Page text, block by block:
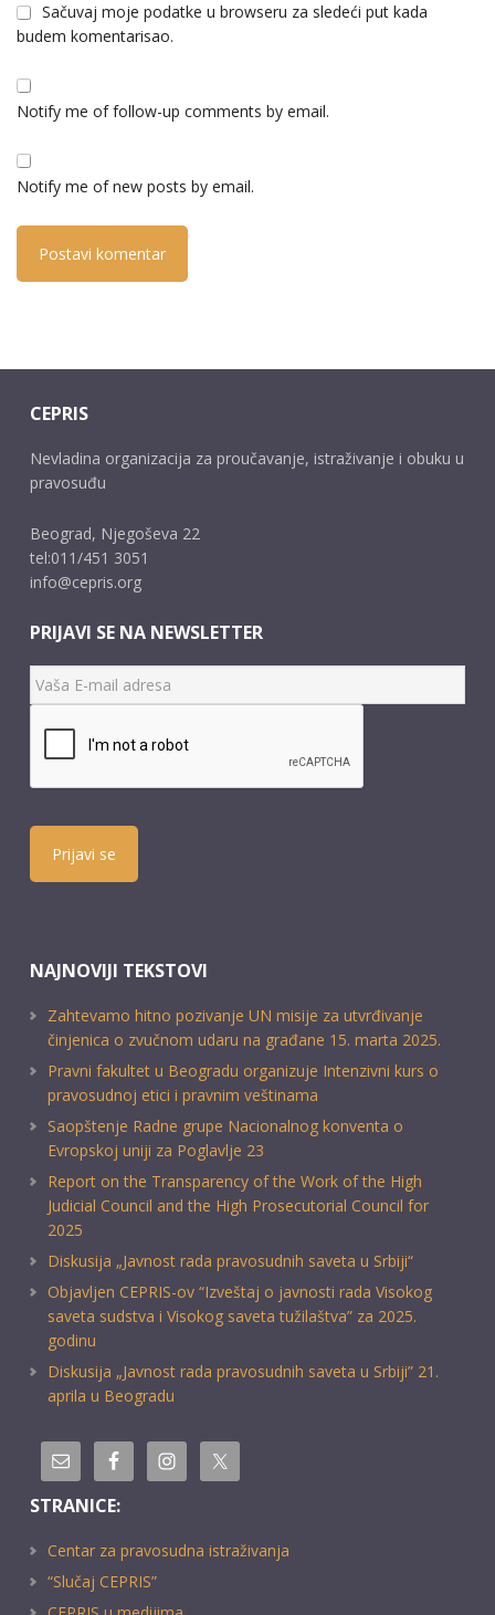
Sačuvaj moje podatke u browseru za sledeći put kada
budem komentarisao.
Notify me of follow-up comments by email.
Notify me of new posts by email.
CEPRIS
Nevladina organizacija za proučavanje, istraživanje i obuku u
pravosuđu
Beograd, Njegoševa 22
tel:011/451 3051
info@cepris.org
PRIJAVI SE NA NEWSLETTER
Prijavi se
NAJNOVIJI TEKSTOVI
Zahtevamo hitno pozivanje UN misije za utvrđivanje
činjenica o zvučnom udaru na građane 15. marta 2025.
Pravni fakultet u Beogradu organizuje Intenzivni kurs o
pravosudnoj etici i pravnim veštinama
Saopštenje Radne grupe Nacionalnog konventa o
Evropskoj uniji za Poglavlje 23
Report on the Transparency of the Work of the High
Judicial Council and the High Prosecutorial Council for
2025
Diskusija „Javnost rada pravosudnih saveta u Srbiji“
Objavljen CEPRIS-ov “Izveštaj o javnosti rada Visokog
saveta sudstva i Visokog saveta tužilaštva” za 2025.
godinu
Diskusija „Javnost rada pravosudnih saveta u Srbiji” 21.
aprila u Beogradu
STRANICE:
Centar za pravosudna istraživanja
“Slučaj CEPRIS”